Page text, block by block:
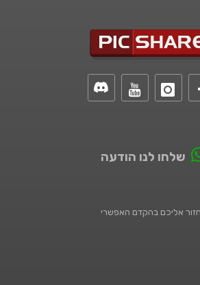
שלחו לנו הודעה
אליכם בהקדם האפשרי